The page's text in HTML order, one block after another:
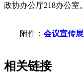
政协办公厅218办公室
附件： 会议宣传
相关链接